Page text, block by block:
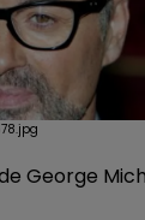
George